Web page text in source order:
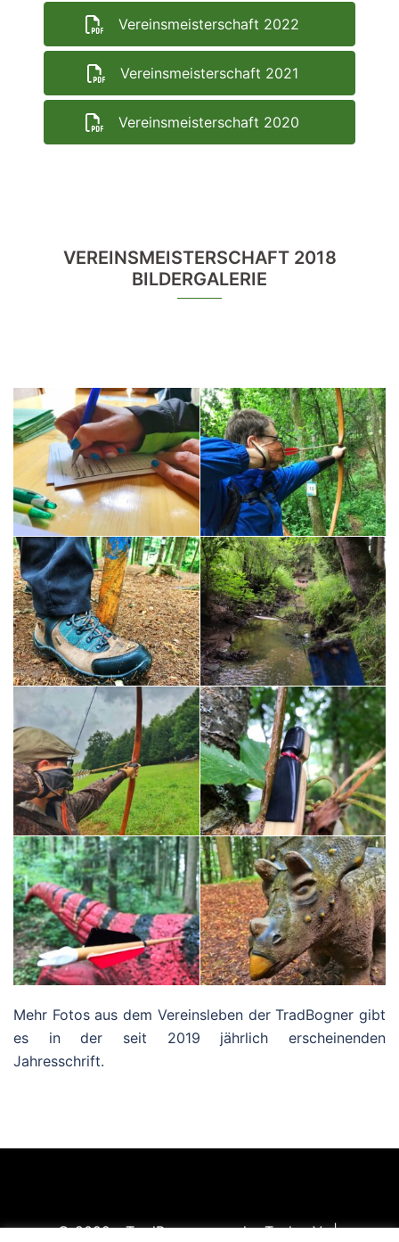
Vereinsmeisterschaft 2022
Vereinsmeisterschaft 2021
Vereinsmeisterschaft 2020
VEREINSMEISTERSCHAFT 2018
BILDERGALERIE
Mehr Fotos aus dem Vereinsleben der TradBogner gibt
es in der seit 2019 jährlich erscheinenden
Jahresschrift.
© 2022 - TradBogner von der Teck e.V. |